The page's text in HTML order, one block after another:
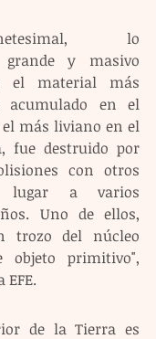
lo
grande y masivo
el material más
acumulado en el
más liviano en el
fue destruido por
con otros
lugar a varios
Uno de ellos,
trozo del núcleo
objeto primitivo",
de la Tierra es